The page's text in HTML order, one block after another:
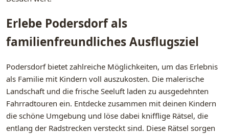
Erlebe Podersdorf als
familienfreundliches Ausflugsziel
Podersdorf bietet zahlreiche Möglichkeiten, um das Erlebnis
als Familie mit Kindern voll auszukosten. Die malerische
Landschaft und die frische Seeluft laden zu ausgedehnten
Fahrradtouren ein. Entdecke zusammen mit deinen Kindern
die schöne Umgebung und löse dabei knifflige Rätsel, die
entlang der Radstrecken versteckt sind. Diese Rätsel sorgen